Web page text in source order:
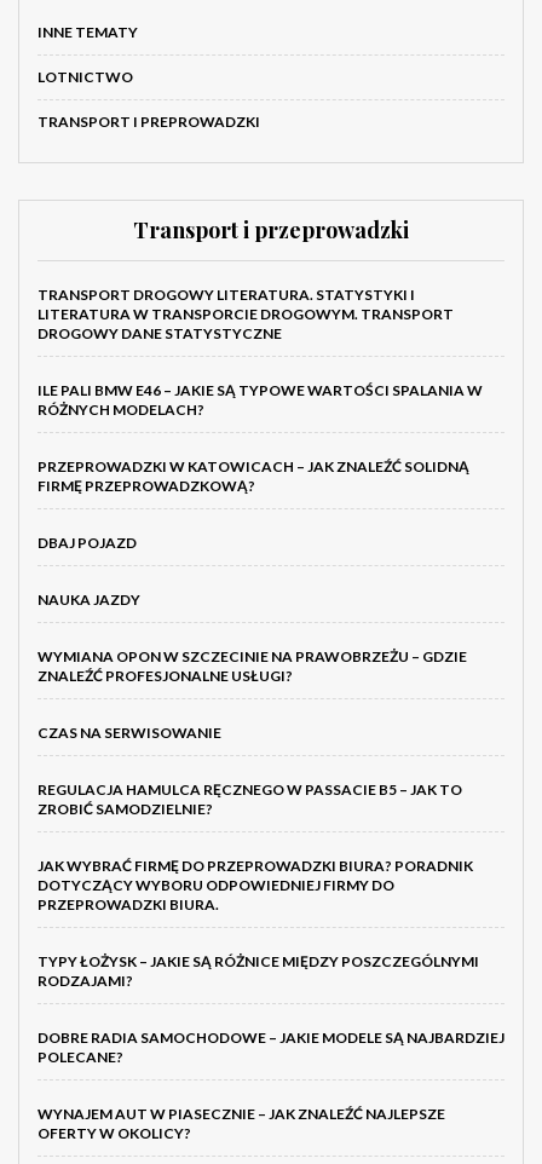
INNE TEMATY
LOTNICTWO
TRANSPORT I PREPROWADZKI
Transport i przeprowadzki
TRANSPORT DROGOWY LITERATURA. STATYSTYKI I
LITERATURA W TRANSPORCIE DROGOWYM. TRANSPORT
DROGOWY DANE STATYSTYCZNE
ILE PALI BMW E46 – JAKIE SĄ TYPOWE WARTOŚCI SPALANIA W
RÓŻNYCH MODELACH?
PRZEPROWADZKI W KATOWICACH – JAK ZNALEŹĆ SOLIDNĄ
FIRMĘ PRZEPROWADZKOWĄ?
DBAJ POJAZD
NAUKA JAZDY
WYMIANA OPON W SZCZECINIE NA PRAWOBRZEŻU – GDZIE
ZNALEŹĆ PROFESJONALNE USŁUGI?
CZAS NA SERWISOWANIE
REGULACJA HAMULCA RĘCZNEGO W PASSACIE B5 – JAK TO
ZROBIĆ SAMODZIELNIE?
JAK WYBRAĆ FIRMĘ DO PRZEPROWADZKI BIURA? PORADNIK
DOTYCZĄCY WYBORU ODPOWIEDNIEJ FIRMY DO
PRZEPROWADZKI BIURA.
TYPY ŁOŻYSK – JAKIE SĄ RÓŻNICE MIĘDZY POSZCZEGÓLNYMI
RODZAJAMI?
DOBRE RADIA SAMOCHODOWE – JAKIE MODELE SĄ NAJBARDZIEJ
POLECANE?
WYNAJEM AUT W PIASECZNIE – JAK ZNALEŹĆ NAJLEPSZE
OFERTY W OKOLICY?